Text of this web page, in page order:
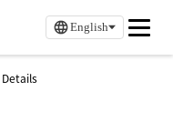
English